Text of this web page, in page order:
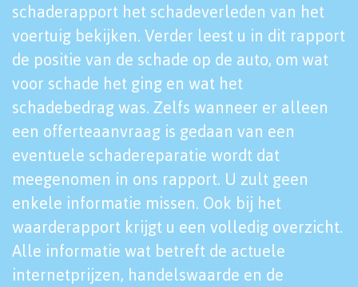
schaderapport het schadeverleden van het
voertuig bekijken. Verder leest u in dit rapport
de positie van de schade op de auto, om wat
voor schade het ging en wat het
schadebedrag was. Zelfs wanneer er alleen
een offerteaanvraag is gedaan van een
eventuele schadereparatie wordt dat
meegenomen in ons rapport. U zult geen
enkele informatie missen. Ook bij het
waarderapport krijgt u een volledig overzicht.
Alle informatie wat betreft de actuele
internetprijzen, handelswaarde en de